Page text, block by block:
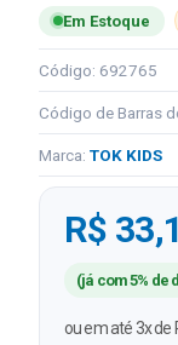
Em Estoque
Código: 692765
Código de Barras
Marca: TOK KIDS
R$
(já com 5% de
ou em até 3x de